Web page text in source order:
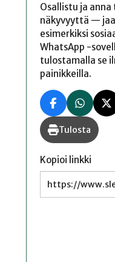
Osallistu ja
näkyvyyttä —
esimerkiksi
WhatsApp -
tulostamalla se
painikkeilla.
Tulosta
Kopioi linkki